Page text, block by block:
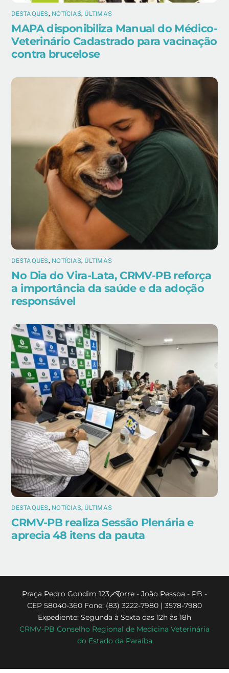
DESTAQUES, NOTÍCIAS, ÚLTIMAS
MAPA disponibiliza Manual do Médico-
Veterinário Cadastrado para vacinação
contra brucelose
DESTAQUES, NOTÍCIAS, ÚLTIMAS
No Dia do Vira-Lata, CRMV-PB reforça
a importância da saúde e da adoção
responsável
DESTAQUES, NOTÍCIAS, ÚLTIMAS
CRMV-PB realiza Sessão Plenária e
aprecia 48 itens da pauta
Back
To
Top
Praça Pedro Gondim 123 - Torre - João Pessoa - PB -
CEP 58040-360 Fone: (83) 3222-7980 | 3578-7980
Expediente: Segunda à Sexta das 12h às 18h
CRMV-PB Conselho Regional de Medicina Veterinária
do Estado da Paraíba